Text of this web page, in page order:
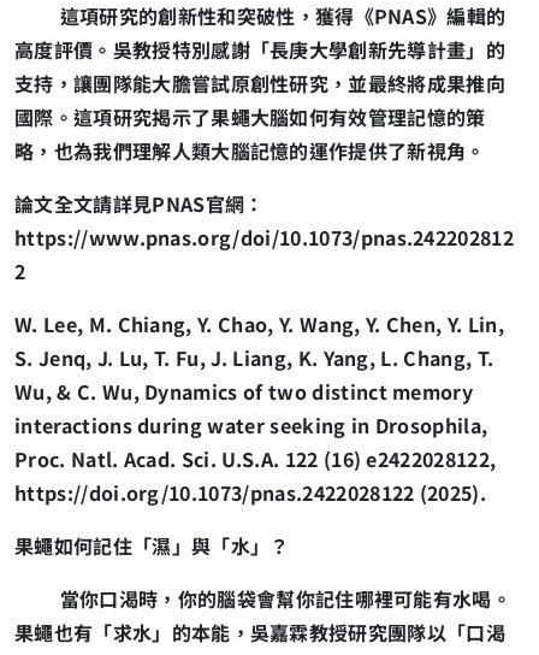
這項研究的創新性和突破性，獲得《PNAS》編輯的
高度評價。吳教授特別感謝「長庚大學創新先導計畫」的
支持，讓團隊能大膽嘗試原創性研究，並最終將成果推向
國際。這項研究揭示了果蠅大腦如何有效管理記憶的策
略，也為我們理解人類大腦記憶的運作提供了新視角。
論文全文請詳見PNAS官網：
https://www.pnas.org/doi/10.1073/pnas.242202812
2
W. Lee, M. Chiang, Y. Chao, Y. Wang, Y. Chen, Y. Lin,
S. Jenq, J. Lu, T. Fu, J. Liang, K. Yang, L. Chang, T.
Wu, & C. Wu, Dynamics of two distinct memory
interactions during water seeking in Drosophila,
Proc. Natl. Acad. Sci. U.S.A. 122 (16) e2422028122,
https://doi.org/10.1073/pnas.2422028122 (2025).
果蠅如何記住「濕」與「水」？
當你口渴時，你的腦袋會幫你記住哪裡可能有水喝。
果蠅也有「求水」的本能，吳嘉霖教授研究團隊以「口渴